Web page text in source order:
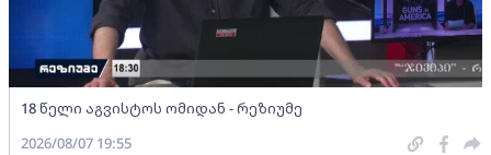
18 წელი აგვისტოს ომიდან - რეზიუმე
2026/08/07 19:55